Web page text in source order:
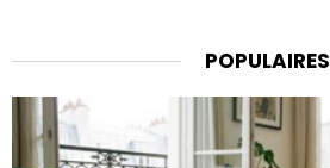
POPULAIRES